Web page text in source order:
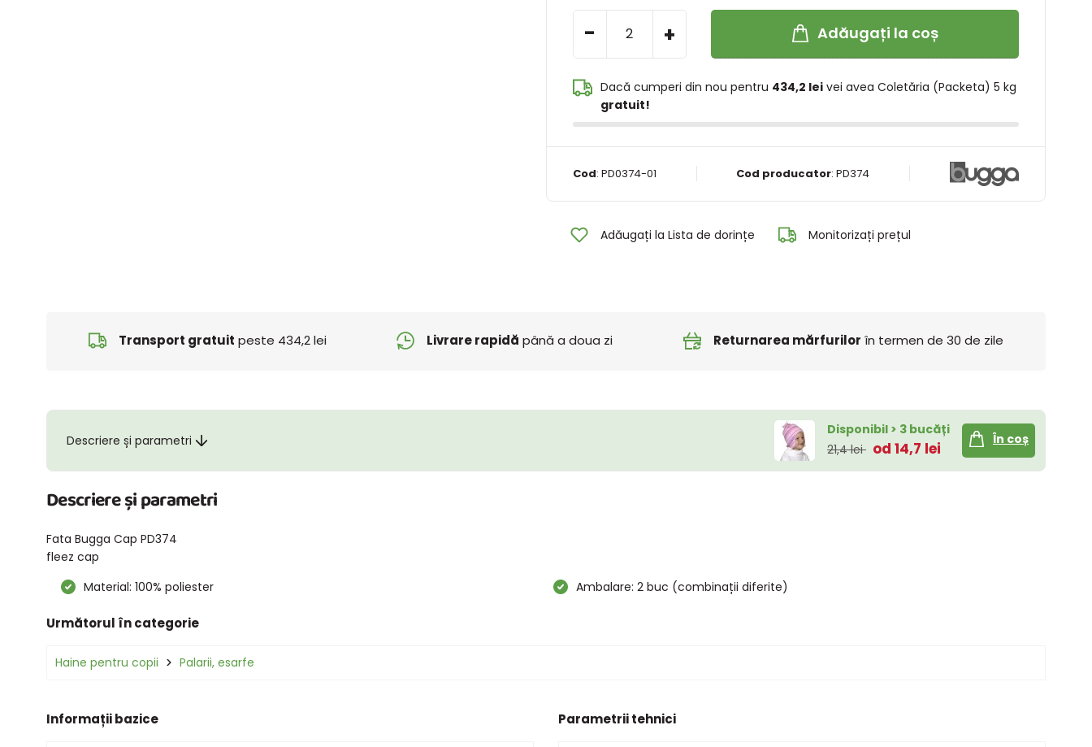
- + Adăugați la coș
Dacă cumperi din nou pentru 434,2 leivei avea Coletăria (Packeta) 5 kg
gratuit!
Cod: PD0374-01 Cod producator:PD374
Adăugați la Lista de dorințe Monitorizați prețul
Transport gratuit peste 434,2 lei Livrare rapidă până a doua zi Returnarea mărfurilor în termen de 30 de zile
Descriere și parametri
Disponibil > 3 bucăți
21,4 lei od 14,7 lei
În coș
Descriere și parametri
Fata Bugga Cap PD374
fleez cap
Material: 100% poliester
Ambalare: 2 buc (combinații diferite)
Următorul în categorie
Haine pentru copii Palarii, esarfe
Informații bazice Parametrii tehnici